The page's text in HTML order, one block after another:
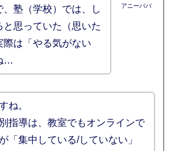
アニーパパ
塾（学校）では、し
と思っていた（思いた
は「やる気がない
…
ね。
指導は、教室でもオンラインで
「集中している/していない」